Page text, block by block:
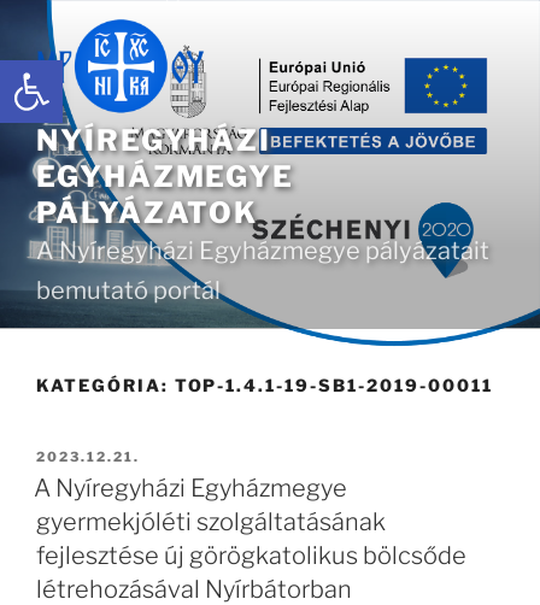
Eszköztár megnyitása
Tartalomhoz
NYÍREGYHÁZI
EGYHÁZMEGYE
PÁLYÁZATOK
A Nyíregyházi Egyházmegye pályázatait
bemutató portál
KATEGÓRIA: TOP-1.4.1-19-SB1-2019-00011
BEKÜLDVE:
2023.12.21.
A Nyíregyházi Egyházmegye
gyermekjóléti szolgáltatásának
fejlesztése új görögkatolikus bölcsőde
létrehozásával Nyírbátorban